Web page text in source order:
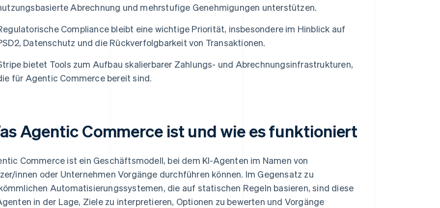
Abrechnung und mehrstufige Genehmigungen unterstützen.
Compliance bleibt eine wichtige Priorität, insbesondere im Hinblick auf
Datenschutz und die Rückverfolgbarkeit von Transaktionen.
bietet Tools zum Aufbau skalierbarer Zahlungs- und Abrechnungsinfrastrukturen,
für Agentic Commerce bereit sind.
Agentic Commerce ist und wie es funktioniert
Commerce ist ein Geschäftsmodell, bei dem KI-Agenten im Namen von
innen oder Unternehmen Vorgänge durchführen können. Im Gegensatz zu
Automatisierungssystemen, die auf statischen Regeln basieren, sind diese
in der Lage, Ziele zu interpretieren, Optionen zu bewerten und Vorgänge